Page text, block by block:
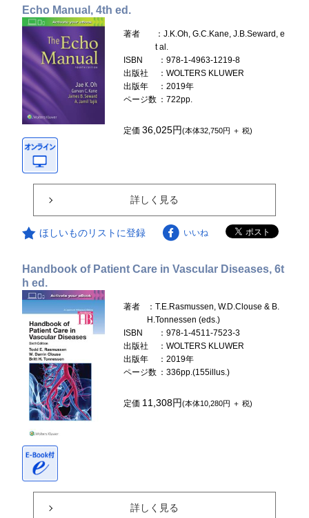
Echo Manual, 4th ed.
著者
：J.K.Oh, G.C.Kane, J.B.Seward, e
t al.
ISBN
：978-1-4963-1219-8
出版社
：WOLTERS KLUWER
出版年
：2019年
ページ数 ：722pp.
定価36,025円(本体32,750円 ＋ 税)
詳しく見る
ほしいものリストに登録 いいね
Handbook of Patient Care in Vascular Diseases, 6t
h ed.
著者
：T.E.Rasmussen, W.D.Clouse & B.
H.Tonnessen (eds.)
ISBN
：978-1-4511-7523-3
出版社
：WOLTERS KLUWER
出版年
：2019年
ページ数 ：336pp.(155illus.)
定価 11,308円(本体10,280円 ＋ 税)
詳しく見る